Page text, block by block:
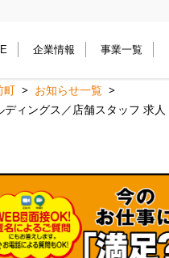
企業情報 事業一覧
町
お知らせ一覧
ィングス／店舗スタッフ 求人